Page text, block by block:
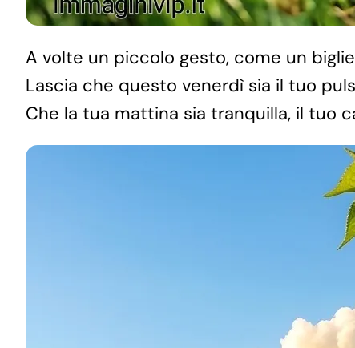
A volte un piccolo gesto, come un
Lascia che questo venerdì sia il tuo
Che la tua mattina sia tranquilla, il tuo